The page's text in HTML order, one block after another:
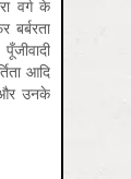
वर्ग के
आदि
उनके